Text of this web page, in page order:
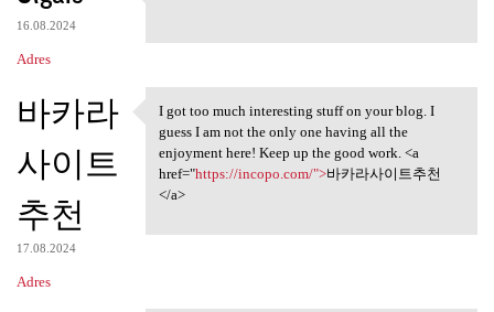
16.08.2024
Adres
바카라
사이트
추천
17.08.2024
Adres
I got too much interesting
I got too much interesting stuff on your blog. I
guess I am not the only one having all the
enjoyment here! Keep up the good work. <a
href="https://incopo.com/">바카라사이트추천
</a>